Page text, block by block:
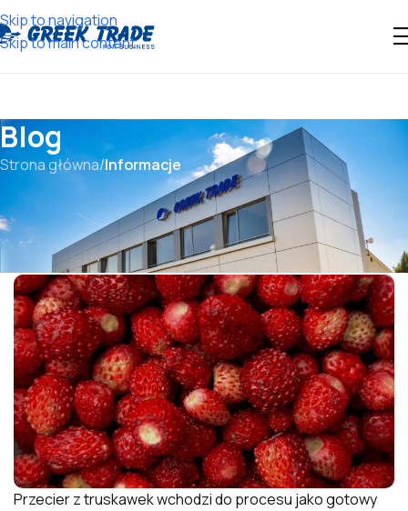
Skip to navigation
Skip to main content
Blog
Strona główna/Informacje
21 KWIETNIA, 2026 INFORMACJE
Przecier z truskawek
Przecier z truskawek wchodzi do procesu jako gotowy